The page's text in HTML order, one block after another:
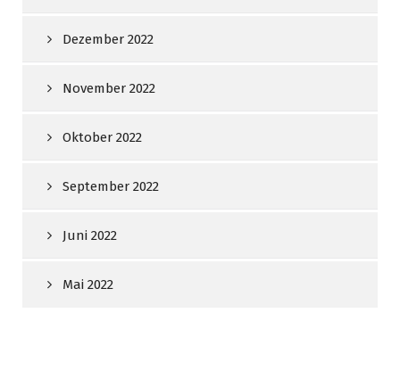
Dezember 2022
November 2022
Oktober 2022
September 2022
Juni 2022
Mai 2022